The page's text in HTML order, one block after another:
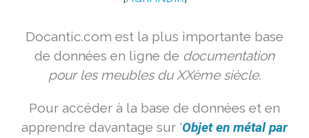
Docantic.com est la plus importante base
de données en ligne de documentation
pour les meubles du XXème siècle.
Pour accéder à la base de données et en
apprendre davantage sur 'Objet en métal par